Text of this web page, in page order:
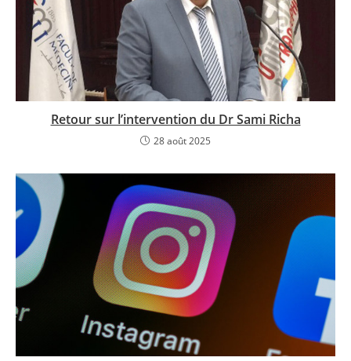
Retour sur l’intervention du Dr Sami Richa
28 août 2025